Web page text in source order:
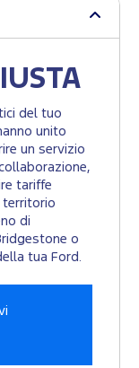
del tuo
unito
un servizio
tariffe
territorio
di
o
tua Ford.